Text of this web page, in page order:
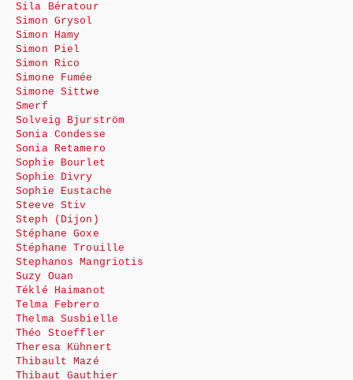
Sila Bératour
Simon Grysol
Simon Hamy
Simon Piel
Simon Rico
Simone Fumée
Simone Sittwe
Smerf
Solveig Bjurström
Sonia Condesse
Sonia Retamero
Sophie Bourlet
Sophie Divry
Sophie Eustache
Steeve Stiv
Steph (Dijon)
Stéphane Goxe
Stéphane Trouille
Stephanos Mangriotis
Suzy Ouan
Téklé Haimanot
Telma Febrero
Thelma Susbielle
Théo Stoeffler
Theresa Kühnert
Thibault Mazé
Thibaut Gauthier